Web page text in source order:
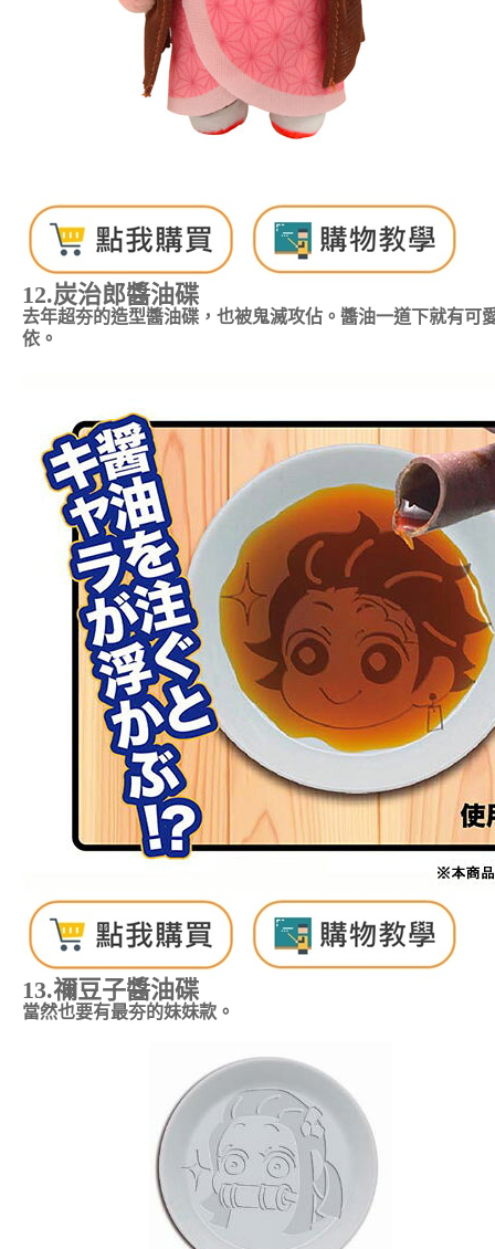
12.炭治郎醬油碟
去年超夯的造型醬油碟，也被鬼滅攻佔。醬油一道下就有可
依。
13.禰豆子醬油碟
當然也要有最夯的妹妹款。